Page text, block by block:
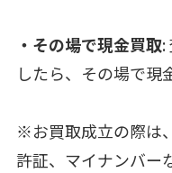
・その場で現金買取:
したら、その場で現
※お買取成立の際は
許証、マイナンバー